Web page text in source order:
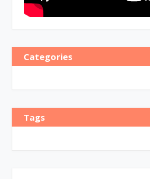
Categories
Tags